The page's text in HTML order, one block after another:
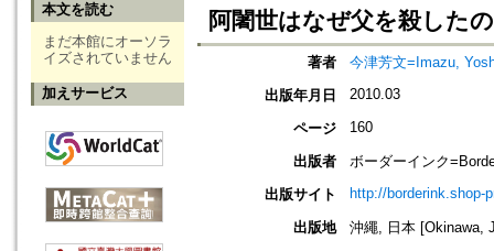
本文を読む
まだ本館にオーソラ
イズされていません
加えサービス
阿闍世はなぜ父を殺した
著者
今津芳文=Imazu,
出版年月日
2010.03
ページ 160
出版者
ボーダーインク
出版サイト
http://borderink.shop-
出版地
沖繩, 日本 [Okinawa,